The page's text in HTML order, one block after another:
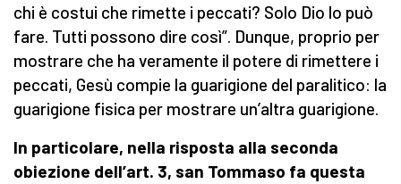
chi è costui che rimette i peccati? Solo Dio lo può
fare. Tutti possono dire così”. Dunque, proprio per
mostrare che ha veramente il potere di rimettere i
peccati, Gesù compie la guarigione del paralitico: la
guarigione fisica per mostrare un’altra guarigione.
In particolare, nella risposta alla seconda
obiezione dell’art. 3, san Tommaso fa questa